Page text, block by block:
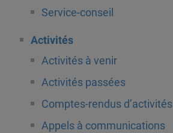
Service-conseil
Activités
Activités à venir
Activités passées
Comptes-rendus d’activités
Appels à communications